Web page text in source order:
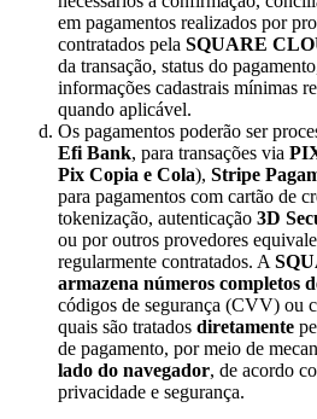
em pagamentos realizados por
contratados pela SQUARE
da transação, status do
informações cadastrais mínimas
quando aplicável.
Os pagamentos poderão ser
Efi Bank, para transações via
Pix Copia e Cola), Stripe
para pagamentos com cartão de
tokenização, autenticação 3D
ou por outros provedores
regularmente contratados. A
armazena números completos
códigos de segurança (CVV) ou
quais são tratados diretamente
de pagamento, por meio de
lado do navegador, de acordo
privacidade e segurança.